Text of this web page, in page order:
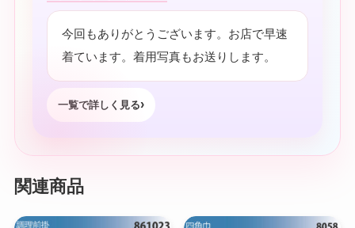
今回もありがとうございます。お店で早速
着ています。着用写真もお送りします。
一覧で詳しく見る
関連商品